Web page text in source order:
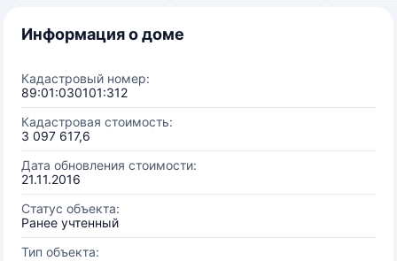
Информация о доме
Кадастровый номер:
89:01:030101:312
Кадастровая стоимость:
3 097 617,6
Дата обновления стоимости:
21.11.2016
Статус объекта:
Ранее учтенный
Тип объекта: